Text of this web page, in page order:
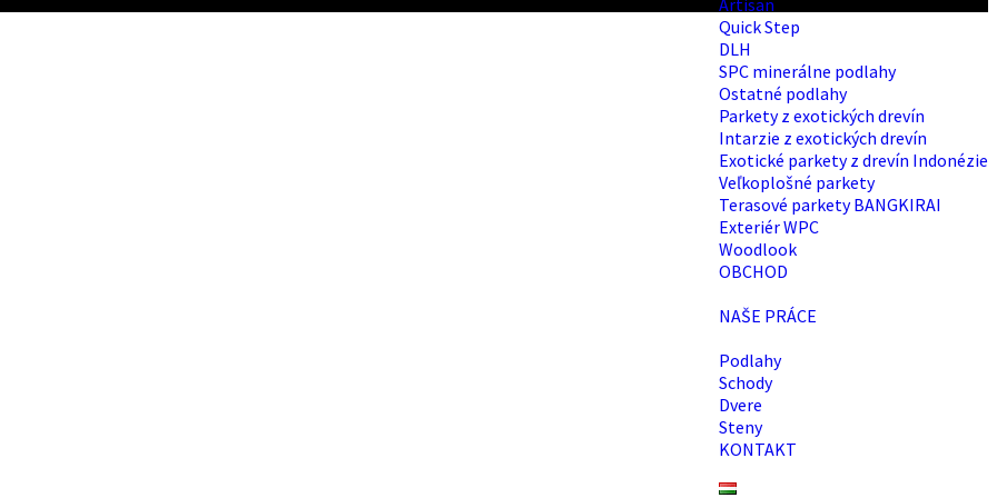
Artisan
Quick Step
DLH
SPC minerálne podlahy
Ostatné podlahy
Parkety z exotických drevín
Intarzie z exotických drevín
Exotické parkety z drevín Indonézie
Veľkoplošné parkety
Terasové parkety BANGKIRAI
Exteriér WPC
Woodlook
OBCHOD
NAŠE PRÁCE
Podlahy
Schody
Dvere
Steny
KONTAKT